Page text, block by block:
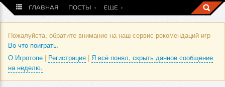
ГЛАВНАЯ ПОСТЫ ЕЩЕ
Пожалуйста, обратите внимание на наш сервис рекомендаций игр
Во что поиграть.
О Игротопе | Регистрация | Я всё понял, скрыть данное сообщение
на неделю.